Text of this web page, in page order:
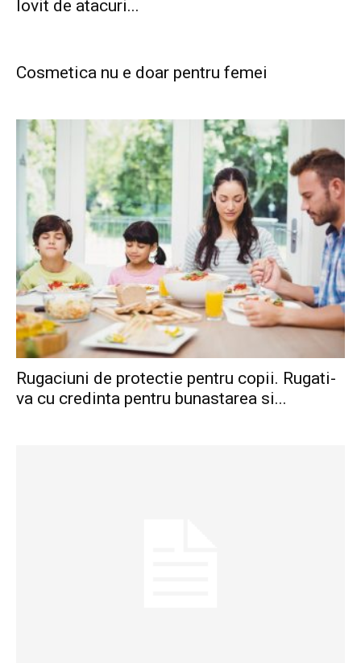
lovit de atacuri...
Cosmetica nu e doar pentru femei
Rugaciuni de protectie pentru copii. Rugati-
va cu credinta pentru bunastarea si...